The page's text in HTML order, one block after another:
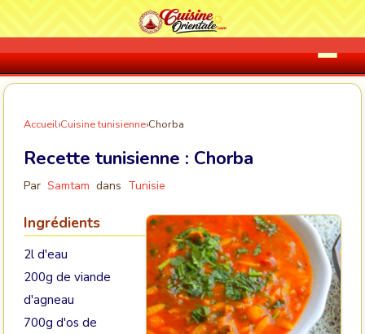
Accueil›Cuisine tunisienne›Chorba
Recette tunisienne : Chorba
Par Samtam dans Tunisie
Ingrédients
2l d'eau
200g de viande
d'agneau
700g d'os de